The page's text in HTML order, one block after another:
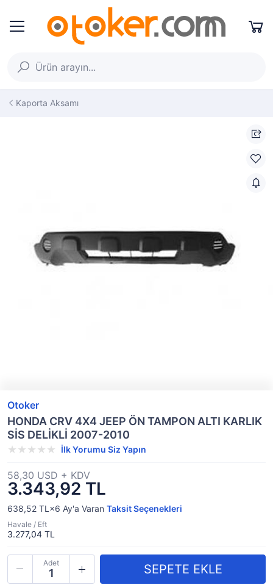
Kaporta Aksamı
Otoker
HONDA CRV 4X4 JEEP ÖN TAMPON ALTI KARLIK
SİS DELİKLİ 2007-2010
İlk Yorumu Siz Yapın
3.343,92 TL
58,30 USD + KDV
638,52 TL×6 Ay'a Varan Taksit Seçenekleri
Havale / Eft
3.277,04 TL
Adet